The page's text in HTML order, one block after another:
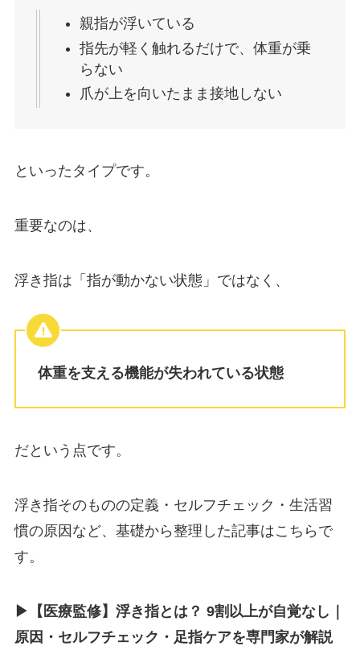
親指が浮いている
指先が軽く触れるだけで、体重が乗
らない
爪が上を向いたまま接地しない
といったタイプです。
重要なのは、
浮き指は「指が動かない状態」ではなく、
体重を支える機能が失われている状態
だという点です。
浮き指そのものの定義・セルフチェック・生活習
慣の原因など、基礎から整理した記事はこちらで
す。
▶︎【医療監修】浮き指とは？ 9割以上が自覚なし｜
原因・セルフチェック・足指ケアを専門家が解説